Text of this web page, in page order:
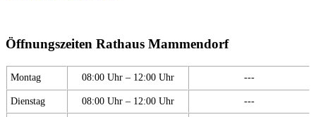
Öffnungszeiten Rathaus Mammendorf
Montag 08:00 Uhr – 12:00 Uhr ---
Dienstag 08:00 Uhr – 12:00 Uhr ---